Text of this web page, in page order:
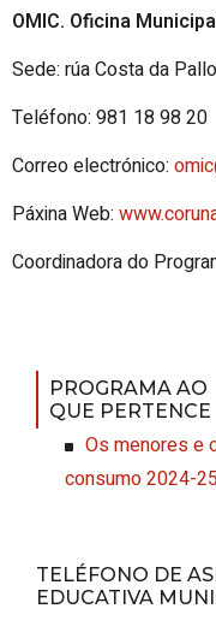
OMIC. Oficina
Sede: rúa Costa da
Teléfono: 981 18 98 20
Correo electrónico:
Páxina Web:
Coordinadora do
PROGRAMA AO
QUE PERTENCE
Os menores e
consumo 2024-25
TELÉFONO DE
EDUCATIVA